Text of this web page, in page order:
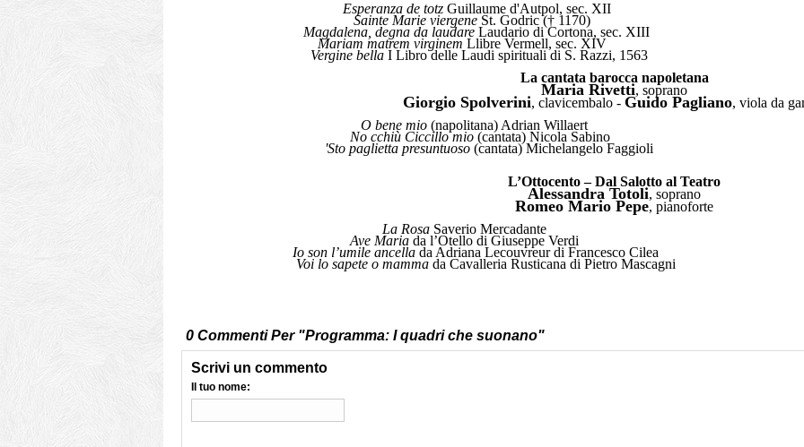
Esperanza de totzGuillaume d'Autpol, sec. XII
Sainte Marie viergeneSt. Godric († 1170)
Magdalena, degna da laudareLaudario di Cortona, sec. XIII
Mariam matrem virginem Llibre Vermell, sec. XIV
Vergine bellaI Libro delle Laudi spirituali di S. Razzi, 1563
La cantata barocca napoletana
Maria Rivetti, soprano
Giorgio Spolverini, clavicembalo - Guido Pagliano, viola da
O bene mio(napolitana) Adrian Willaert
No cchiù Ciccillo mio(cantata) Nicola Sabino
'Sto paglietta presuntuoso(cantata) Michelangelo Faggioli
L’Ottocento – Dal Salotto al Teatro
Alessandra Totoli, soprano
Romeo Mario Pepe, pianoforte
La RosaSaverio Mercadante
Ave Mariada l’Otello di Giuseppe Verdi
Io son l’umile ancellada Adriana Lecouvreur di Francesco Cilea
Voi lo sapete o mammada Cavalleria Rusticana di Pietro Mascagni
0 Commenti Per "Programma: I quadri che suonano"
Scrivi un commento
Il tuo nome: